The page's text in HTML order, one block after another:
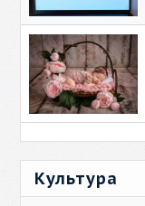
Культура